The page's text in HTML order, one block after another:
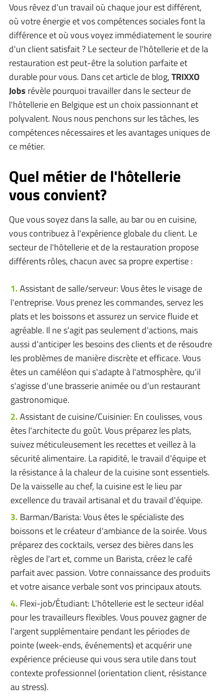
Vous rêvez d'un travail où chaque jour est différent,
où votre énergie et vos compétences sociales font la
différence et où vous voyez immédiatement le sourire
d'un client satisfait ? Le secteur de l'hôtellerie et de la
restauration est peut-être la solution parfaite et
durable pour vous. Dans cet article de blog,TRIXXO
Jobs révèle pourquoi travailler dans le secteur de
l'hôtellerie en Belgique est un choix passionnant et
polyvalent. Nous nous penchons sur les tâches, les
compétences nécessaires et les avantages uniques de
ce métier.
Quel métier de l'hôtellerie
vous convient?
Que vous soyez dans la salle, au bar ou en cuisine,
vous contribuez à l'expérience globale du client. Le
secteur de l'hôtellerie et de la restauration propose
différents rôles, chacun avec sa propre expertise :
Assistant de salle/serveur: Vous êtes le visage de
l'entreprise. Vous prenez les commandes, servez les
plats et les boissons et assurez un service fluide et
agréable. Il ne s'agit pas seulement d'actions, mais
aussi d'anticiper les besoins des clients et de résoudre
les problèmes de manière discrète et efficace. Vous
êtes un caméléon qui s'adapte à l'atmosphère, qu'il
s'agisse d'une brasserie animée ou d'un restaurant
gastronomique.
Assistant de cuisine/Cuisinier: En coulisses, vous
êtes l'architecte du goût. Vous préparez les plats,
suivez méticuleusement les recettes et veillez à la
sécurité alimentaire. La rapidité, le travail d'équipe et
la résistance à la chaleur de la cuisine sont essentiels.
De la vaisselle au chef, la cuisine est le lieu par
excellence du travail artisanal et du travail d'équipe.
Barman/Barista: Vous êtes le spécialiste des
boissons et le créateur d'ambiance de la soirée. Vous
préparez des cocktails, versez des bières dans les
règles de l'art et, comme un Barista, créez le café
parfait avec passion. Votre connaissance des produits
et votre aisance verbale sont vos principaux atouts.
Flexi-job/Étudiant: L'hôtellerie est le secteur idéal
pour les travailleurs flexibles. Vous pouvez gagner de
l'argent supplémentaire pendant les périodes de
pointe (week-ends, événements) et acquérir une
expérience précieuse qui vous sera utile dans tout
contexte professionnel (orientation client, résistance
au stress).